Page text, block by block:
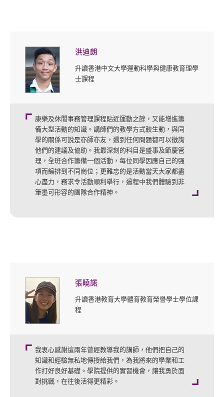
洪迪朗
升讀香港中文大學運動科學與健康教育理學
士課程
康樂及休閒事務管理課程貼近運動之餘，又能增進籌
備大型活動的知識。講師們的教學方式較生動，與同
學的關係可說是亦師亦友，遇到任何問題都可以徵詢
他們的建議及協助。我最深刻的科目是盛事及節慶管
理，全班合作籌備一個活動，每位同學因應自己的强
項而編排到不同崗位；更難忘的是活動當天大家都盡
心盡力，務求令活動順利舉行，過程中我們體驗到非
筆墨可形容的團隊合作精神。
張曉諾
升讀香港教育大學體育教育榮譽學士學位課
程
我衷心感謝這兩年曾經教導我的講師，他們把自己的
知識和經驗無私地傳授給我們，為我將來的學業和工
作打好良好基礎。學院提供的實習機會，讓我勇於面
對挑戰，在往後活得更精彩。